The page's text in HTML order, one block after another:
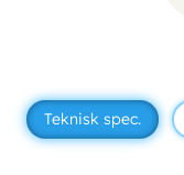
Teknisk spec.